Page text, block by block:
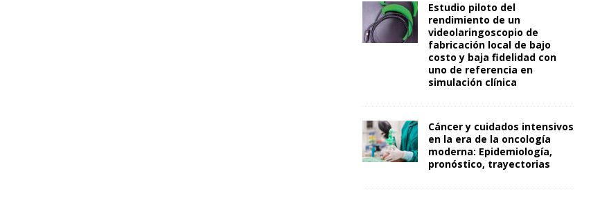
Estudio piloto del
rendimiento de un
videolaringoscopio de
fabricación local de bajo
costo y baja fidelidad con
uno de referencia en
simulación clínica
Cáncer y cuidados intensivos
en la era de la oncología
moderna: Epidemiología,
pronóstico, trayectorias